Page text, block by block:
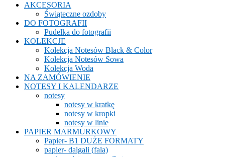
AKCESORIA
Świąteczne ozdoby
DO FOTOGRAFII
Pudełka do fotografii
KOLEKCJE
Kolekcja Notesów Black & Color
Kolekcja Notesów Sowa
Kolekcja Woda
NA ZAMÓWIENIE
NOTESY I KALENDARZE
notesy
notesy w kratkę
notesy w kropki
notesy w linie
PAPIER MARMURKOWY
Papier- B1 DUŻE FORMATY
papier- dalgali (fala)